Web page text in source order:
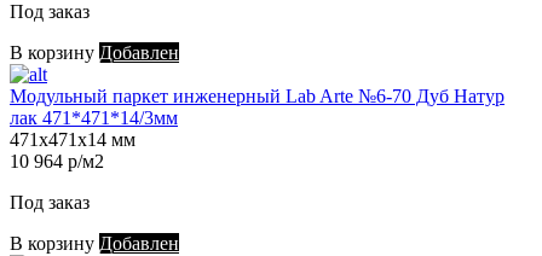
Под заказ
В корзину Добавлен
Модульный паркет инженерный Lab Arte №6-70 Дуб Натур
лак 471*471*14/3мм
471х471х14 мм
10 964 р/м2
Под заказ
В корзину Добавлен